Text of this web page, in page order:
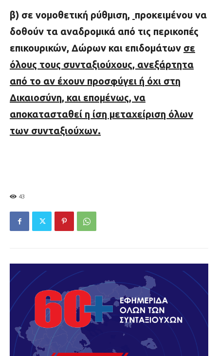
β) σε νομοθετική ρύθμιση, προκειμένου να
δοθούν τα αναδρομικά από τις περικοπές
επικουρικών, Δώρων και επιδομάτων σε
όλους τους συνταξιούχους, ανεξάρτητα
από το αν έχουν προσφύγει ή όχι στη
Δικαιοσύνη, και επομένως, να
αποκατασταθεί η ίση μεταχείριση όλων
των συνταξιούχων.
43